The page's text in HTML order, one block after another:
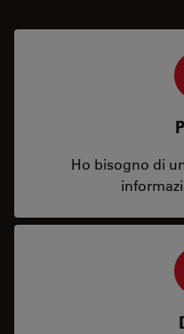
Ho bisogno di